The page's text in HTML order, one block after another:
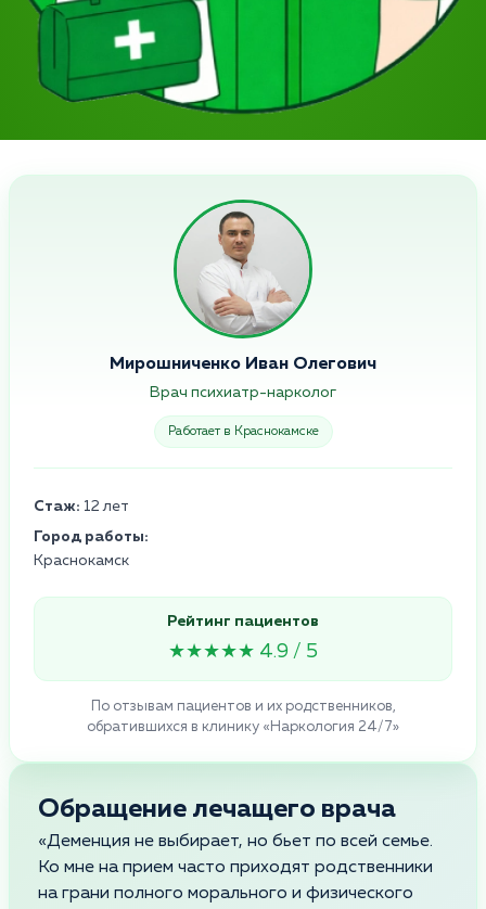
Мирошниченко Иван Олегович
Врач психиатр-нарколог
Работает в Краснокамске
Стаж: 12 лет
Город работы:
Краснокамск
Рейтинг пациентов
★★★★★ 4.9 / 5
По отзывам пациентов и их родственников,
обратившихся в клинику «Наркология 24/7»
Обращение лечащего врача
«Деменция не выбирает, но бьет по всей семье.
Ко мне на прием часто приходят родственники
на грани полного морального и физического